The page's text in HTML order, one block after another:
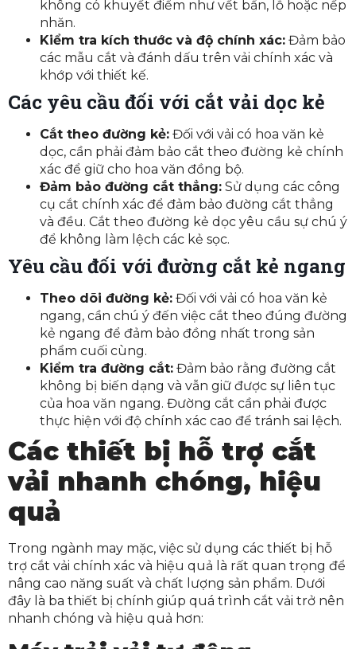
không có khuyết điểm như vết bẩn, lỗ hoặc nếp
nhăn.
Kiểm tra kích thước và độ chính xác: Đảm bảo
các mẫu cắt và đánh dấu trên vải chính xác và
khớp với thiết kế.
Các yêu cầu đối với cắt vải dọc kẻ
Cắt theo đường kẻ: Đối với vải có hoa văn kẻ
dọc, cần phải đảm bảo cắt theo đường kẻ chính
xác để giữ cho hoa văn đồng bộ.
Đảm bảo đường cắt thẳng: Sử dụng các công
cụ cắt chính xác để đảm bảo đường cắt thẳng
và đều. Cắt theo đường kẻ dọc yêu cầu sự chú ý
để không làm lệch các kẻ sọc.
Yêu cầu đối với đường cắt kẻ ngang
Theo dõi đường kẻ: Đối với vải có hoa văn kẻ
ngang, cần chú ý đến việc cắt theo đúng đường
kẻ ngang để đảm bảo đồng nhất trong sản
phẩm cuối cùng.
Kiểm tra đường cắt: Đảm bảo rằng đường cắt
không bị biến dạng và vẫn giữ được sự liên tục
của hoa văn ngang. Đường cắt cần phải được
thực hiện với độ chính xác cao để tránh sai lệch.
Các thiết bị hỗ trợ cắt
vải nhanh chóng, hiệu
quả
Trong ngành may mặc, việc sử dụng các thiết bị hỗ
trợ cắt vải chính xác và hiệu quả là rất quan trọng để
nâng cao năng suất và chất lượng sản phẩm. Dưới
đây là ba thiết bị chính giúp quá trình cắt vải trở nên
nhanh chóng và hiệu quả hơn: